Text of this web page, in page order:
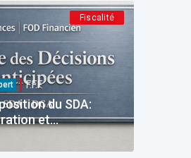
Fiscalité
F.F.F.
du SDA:
et